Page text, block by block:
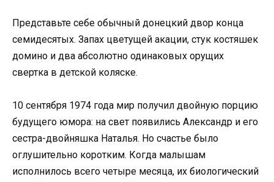
Представьте себе обычный донецкий двор конца
семидесятых. Запах цветущей акации, стук костяшек
домино и два абсолютно одинаковых орущих
свертка в детской коляске.
10 сентября 1974 года мир получил двойную порцию
будущего юмора: на свет появились Александр и его
сестра-двойняшка Наталья. Но счастье было
оглушительно коротким. Когда малышам
исполнилось всего четыре месяца, их биологический